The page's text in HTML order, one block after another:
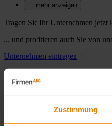
Zustimmung
... mehr anzeigen
Tragen Sie Ihr Unternehmen jetzt
... und profitieren auch Sie von
Unternehmen eintragen
Firmendaten kaufen